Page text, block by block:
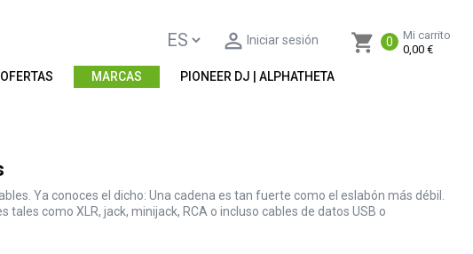
shopping_cart 0
Mi carrito
0,00 €
 Iniciar sesión
OFERTAS MARCAS PIONEER DJ | ALPHATHETA
Ya conoces el dicho: Una cadena es tan fuerte como el eslabón más débil.
como XLR, jack, minijack, RCA o incluso cables de datos USB o